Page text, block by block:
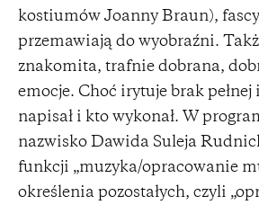
kostiumów Joanny Braun),
przemawiają do wyobraźni.
znakomita, trafnie dobrana,
emocje. Choć irytuje brak
napisał i kto wykonał. W
nazwisko Dawida Suleja
funkcji „muzyka/opracowanie
określenia pozostałych, czyli